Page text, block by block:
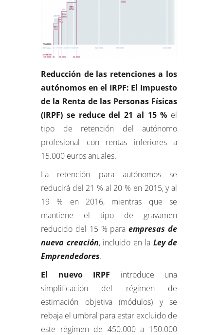
Reducción de las retenciones a los
autónomos en el IRPF: El Impuesto
de la Renta de las Personas Físicas
(IRPF) se reduce del 21 al 15 % el
tipo de retención del autónomo
profesional con rentas inferiores a
15.000 euros anuales.
La retención para autónomos se
reducirá del 21 % al 20 % en 2015, y al
19 % en 2016, mientras que se
mantiene el tipo de gravamen
reducido del 15 % paraempresas de
nueva creación, incluido en la Ley de
Emprendedores.
El nuevo IRPF introduce una
simplificación del régimen de
estimación objetiva (módulos) y se
rebaja el umbral para estar excluido de
este régimen de 450.000 a 150.000